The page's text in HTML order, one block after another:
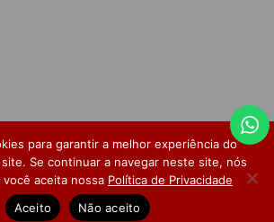
Pesquisa de Satisfação
para garantir a melhor experiência do
Se continuar a navegar neste site, nós
aceita nossa Política de Privacidade
Aceito
Não aceito